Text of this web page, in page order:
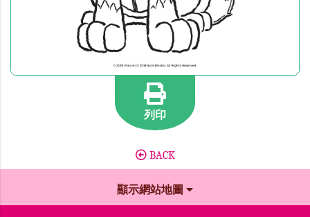
列印
BACK
顯示網站地圖